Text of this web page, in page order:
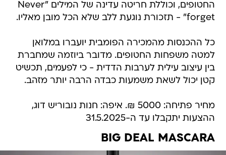
החטופים, וכוללת חריטה עדינה של המילים "Never
forget" - תזכורת נוגעת ללב שלא הכל מובן מאליו.
כל ההכנסות מהמכירה הפומבית יועברו במלואן
למטה משפחות החטופים. מדובר ביוזמה שמחברת
בין עיצוב עילית לערבות הדדית - כי לפעמים, תכשיט
קטן יכול לשאת משמעות כבדה הרבה יותר מזהב.
מחיר פתיחה: 5000 ₪. איפה: חנות נובוריש דוג,
ההצעות יתקבלו עד ה-31.5.2025
BIG DEAL MASCARA